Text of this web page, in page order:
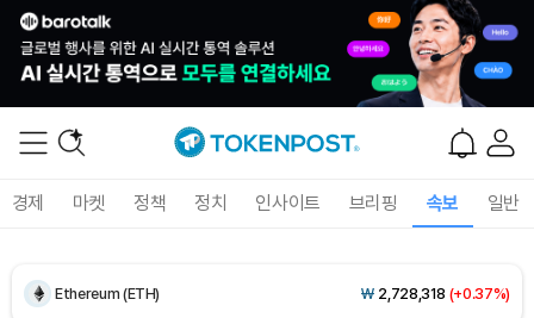
경제 마켓 정책 정치 인사이트 브리핑 속보 일반
Ethereum (ETH) ₩ 2,728,318 (+0.37%)